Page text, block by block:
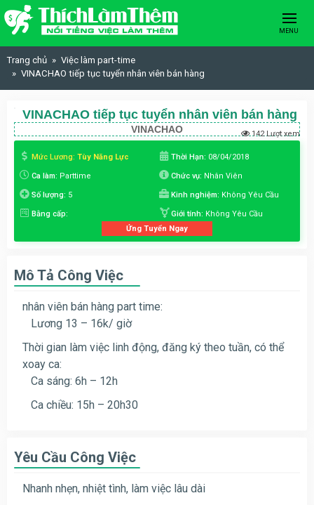
Skip to content
MENU
Trang chủ
Việc làm part-time
VINACHAO tiếp tục tuyển nhân viên bán hàng
VINACHAO tiếp tục tuyển nhân viên bán hàng
VINACHAO 142 Lượt xem
Mức Lương: Tùy Năng Lực Thời Hạn: 08/04/2018
Ca làm: Parttime Chức vụ: Nhân Viên
Số lượng: 5 Kinh nghiệm: Không Yêu Cầu
Bằng cấp: Giới tính: Không Yêu Cầu
Ứng Tuyển Ngay
Mô Tả Công Việc
nhân viên bán hàng part time:
Lương 13 – 16k/ giờ
Thời gian làm việc linh động, đăng ký theo tuần, có thể
xoay ca:
Ca sáng: 6h – 12h
Ca chiều: 15h – 20h30
Yêu Cầu Công Việc
Nhanh nhẹn, nhiệt tình, làm việc lâu dài